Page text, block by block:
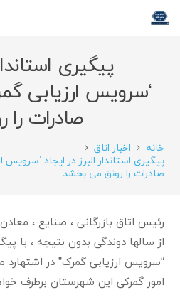
پیگیری
‘سرویس ارزیابی
صادرات
خانه اخبار اتاق
پیگیری استاندار البرز در ایجاد ‘سرویس
صادرات را رونق می بخشد
رئیس اتاق بازرگانی ، صنایع ،
از سالها دوندگی بدون نتیجه ، با
“سرویس ارزیابی گمرک” در
امور گمرکی این شهرستان برطرف